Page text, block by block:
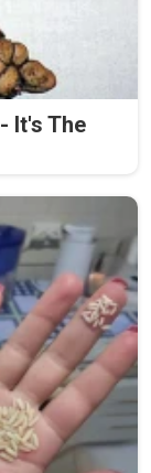
It's The